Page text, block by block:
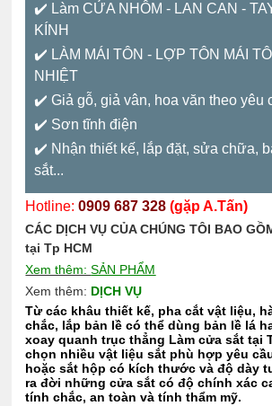
✔️ Làm CỬA NHÔM - LAN CAN -
KÍNH
✔️ LÀM MÁI TÔN - LỢP TÔN MÁI
NHIỆT
✔️ Giả gỗ, giả vân, hoa văn theo yêu
✔️ Sơn tĩnh điện
✔️ Nhận thiết kế, lắp đặt, sửa chữa,
sắt...
Hotline:0909 687 328 (gặp A.Tấn)
CÁC DỊCH VỤ CỦA CHÚNG TÔI BAO
tại Tp HCM
Xem thêm:SẢN PHẨM
Xem thêm: DỊCH VỤ
Từ các khâu thiết kế, pha cắt vật liệu,
chắc, lắp bản lề có thể dùng bản lề lá
xoay quanh trục thẳng Làm cửa sắt tại
chọn nhiều vật liệu sắt phù hợp yêu
hoặc sắt hộp có kích thước và độ dày
ra đời những cửa sắt có độ chính xác
tính chắc, an toàn và tính thẩm mỹ.